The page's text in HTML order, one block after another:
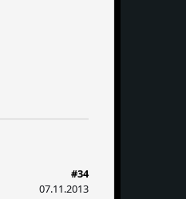
#34
07.11.2013